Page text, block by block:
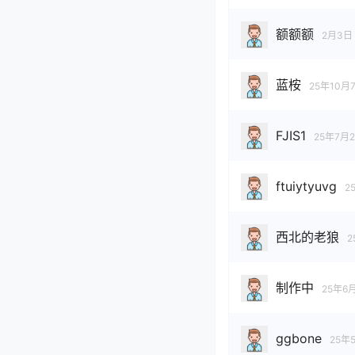
额额额 2月3日
蓝桉 25年10月
FJIS1 25年7月
ftuiytyuvg
西北的老狼
制作中 25年6
ggbone 25年